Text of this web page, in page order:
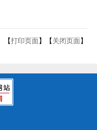
【打印页面 】【 关闭页面 】